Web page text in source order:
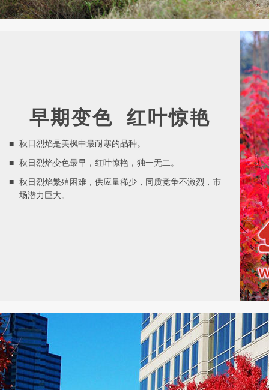
早期变色 红叶惊艳
■ 秋日烈焰是美枫中最耐寒的品种。
■ 秋日烈焰变色最早，红叶惊艳，独一无二。
■ 秋日烈焰繁殖困难，供应量稀少，同质竞争不激烈，市
场潜力巨大。